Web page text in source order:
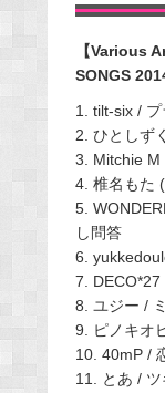
【Various
SONGS
1. tilt-six /
2. ひとしず
3. Mitchie M
4. 椎名もた
5.
し問答
6.
7. DECO*27
8. ユジー /
9. ピノキオ
10. 40mP /
11. とあ / ツ